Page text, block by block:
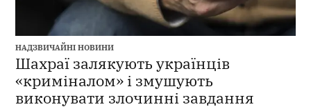
НАДЗВИЧАЙНІ НОВИНИ
Шахраї залякують українців
«криміналом» і змушують
виконувати злочинні завдання